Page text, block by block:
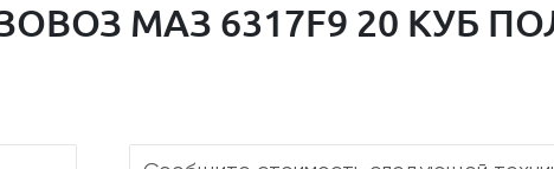
МАЗ 6317F9 20 КУБ